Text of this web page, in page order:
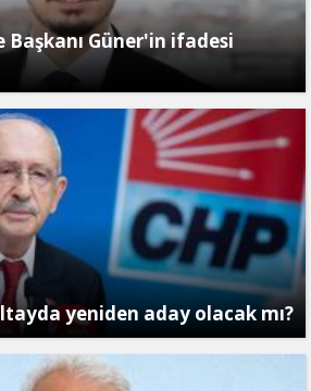
Başkanı Güner'in ifadesi
yeniden aday olacak mı?